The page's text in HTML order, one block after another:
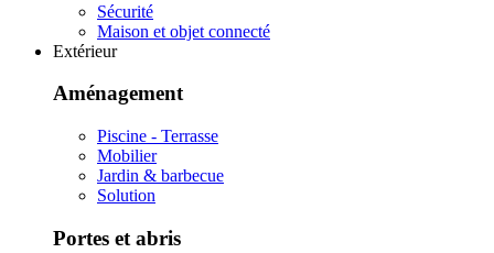
Sécurité
Maison et objet connecté
Extérieur
Aménagement
Piscine - Terrasse
Mobilier
Jardin & barbecue
Solution
Portes et abris